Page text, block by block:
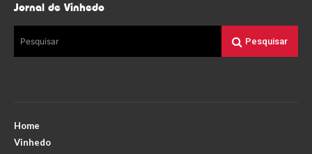
Jornal de Vinhedo
Pesquisar Pesquisar
Home
Vinhedo